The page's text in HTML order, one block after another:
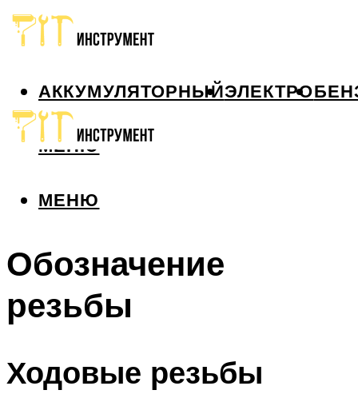
АККУМУЛЯТОРНЫЙЭЛЕКТРО
МЕНЮ
МЕНЮ
Обозначение
резьбы
Ходовые резьбы